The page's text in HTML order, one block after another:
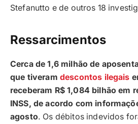
Stefanutto e de outros 18
Ressarcimentos
Cerca de 1,6 milhão de
que tiveram descontos ilegais
receberam R$ 1,084 bilhão em
INSS, de acordo com
agosto. Os débitos indevidos